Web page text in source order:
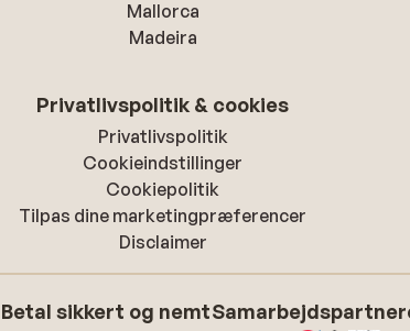
Mallorca
Madeira
Privatlivspolitik & cookies
Privatlivspolitik
Cookieindstillinger
Cookiepolitik
Tilpas dine marketingpræferencer
Disclaimer
Betal sikkert og nemt